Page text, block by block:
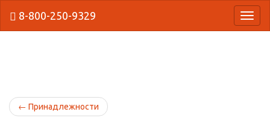
8-800-250-9329
← Принадлежности